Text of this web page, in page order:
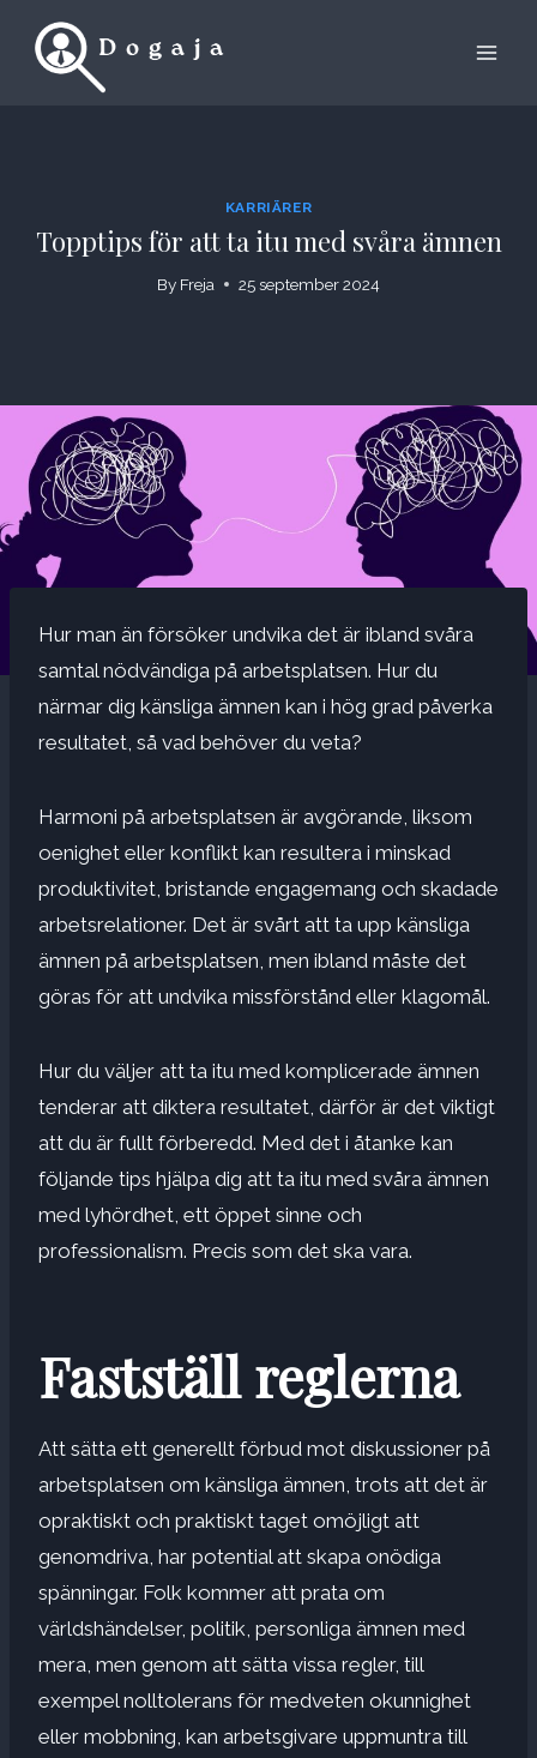
KARRIÄRER
Topptips för att ta itu med svåra ämnen
By Freja 25 september 2024
Hur man än försöker undvika det är ibland svåra
samtal nödvändiga på arbetsplatsen. Hur du
närmar dig känsliga ämnen kan i hög grad påverka
resultatet, så vad behöver du veta?
Harmoni på arbetsplatsen är avgörande, liksom
oenighet eller konflikt kan resultera i minskad
produktivitet, bristande engagemang och skadade
arbetsrelationer. Det är svårt att ta upp känsliga
ämnen på arbetsplatsen, men ibland måste det
göras för att undvika missförstånd eller klagomål.
Hur du väljer att ta itu med komplicerade ämnen
tenderar att diktera resultatet, därför är det viktigt
att du är fullt förberedd. Med det i åtanke kan
följande tips hjälpa dig att ta itu med svåra ämnen
med lyhördhet, ett öppet sinne och
professionalism. Precis som det ska vara.
Fastställ reglerna
Att sätta ett generellt förbud mot diskussioner på
arbetsplatsen om känsliga ämnen, trots att det är
opraktiskt och praktiskt taget omöjligt att
genomdriva, har potential att skapa onödiga
spänningar. Folk kommer att prata om
världshändelser, politik, personliga ämnen med
mera, men genom att sätta vissa regler, till
exempel nolltolerans för medveten okunnighet
eller mobbning, kan arbetsgivare uppmuntra till